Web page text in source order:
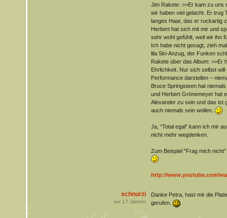
Jim Rakete: >>Er kam zu uns
wir haben viel gelacht. Er trug
langes Haar, das er ruckartig
Herbert hat sich mit mir und
sehr wohl gefühlt, weil wir ihn
Ich habe nicht gesagt, zieh
lila Ski-Anzug, der Funken
Rakete über das Album: >>Er
Ehrlichkeit. Nur sich selbst
Performance darstellen –
Bruce Springsteen hat
und Herbert Grönemeyer hat
Alexander zu sein und das ist
auch niemals sein wollen.
Ja, “Total egal“ kann ich mir
nicht mehr wegdenken.
Zum Beispiel "Frag mich
http://www.youtube.com/
schnurzi
vor 17 Jahren
Danke Petra, hast mir die
gerufen.